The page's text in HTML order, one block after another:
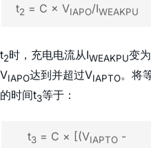
t2 = C × VIAPO/IWEAKPU
t2时，充电电流从IWEAKPU变
VIAPO达到并超过VIAPTO。将
的时间t3等于：
t3 = C × [(VIAPTO -